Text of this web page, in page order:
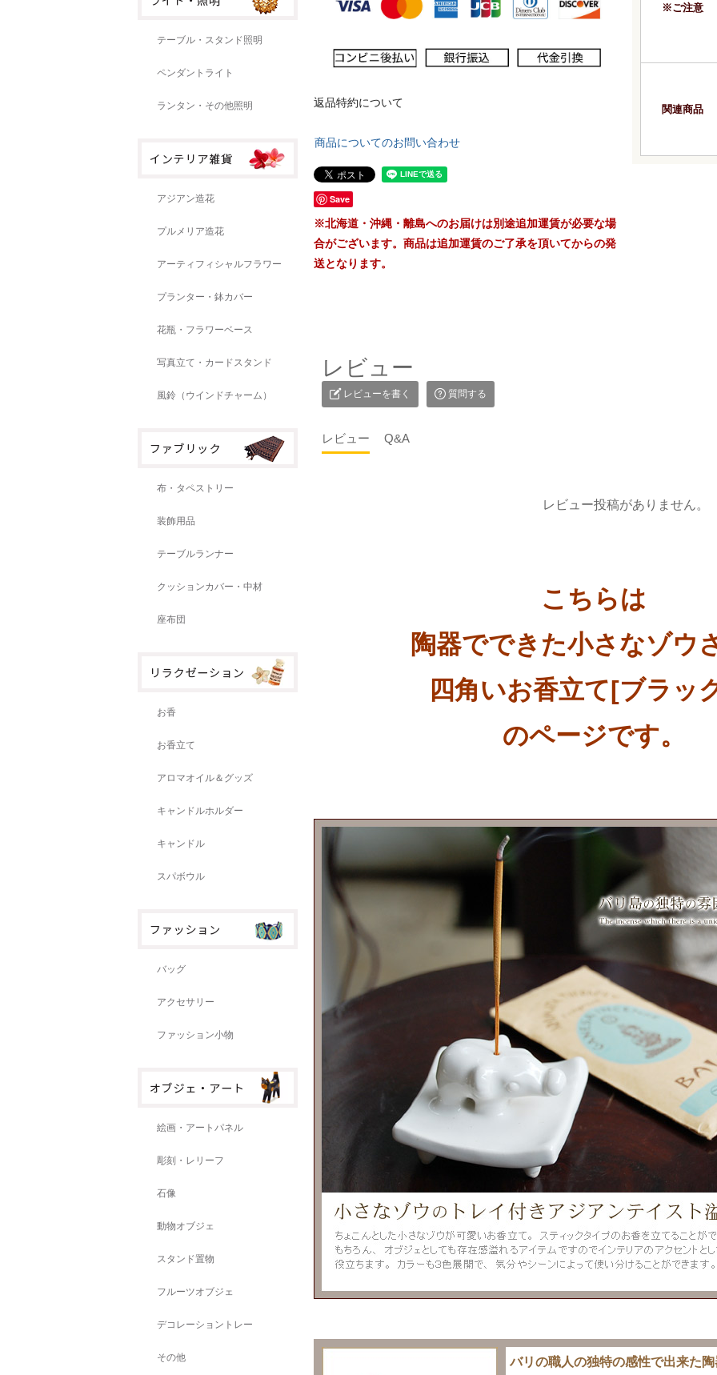
テーブル・スタンド照明
ペンダントライト
ランタン・その他照明
アジアン造花
プルメリア造花
アーティフィシャルフラワー
プランター・鉢カバー
花瓶・フラワーベース
写真立て・カードスタンド
風鈴（ウインドチャーム）
布・タペストリー
装飾用品
テーブルランナー
クッションカバー・中材
座布団
お香
お香立て
アロマオイル＆グッズ
キャンドルホルダー
キャンドル
スパボウル
バッグ
アクセサリー
ファッション小物
絵画・アートパネル
彫刻・レリーフ
石像
動物オブジェ
スタンド置物
フルーツオブジェ
デコレーショントレー
その他
返品特約について
商品についてのお問い合わせ
Save
※北海道・沖縄・離島へのお届けは別途追加運賃が必要な場
合がございます。商品は追加運賃のご了承を頂いてからの発
送となります。
※ご注意
関連商品
レビュー
レビューを書く 質問する
レビュー Q&A
レビュー投稿がありません。
こちらは
陶器でできた小さなゾウ
四角いお香立て[ブラッ
のページです。
バリの職人の独特の感性で出来た